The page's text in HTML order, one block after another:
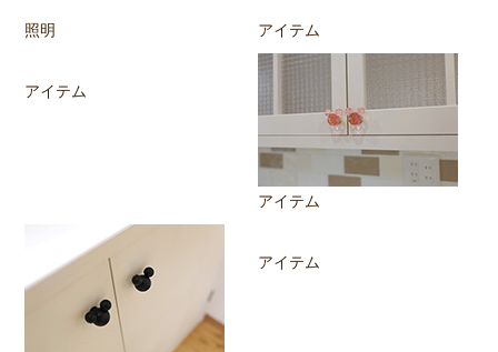
照明 アイテム
アイテム
アイテム
アイテム